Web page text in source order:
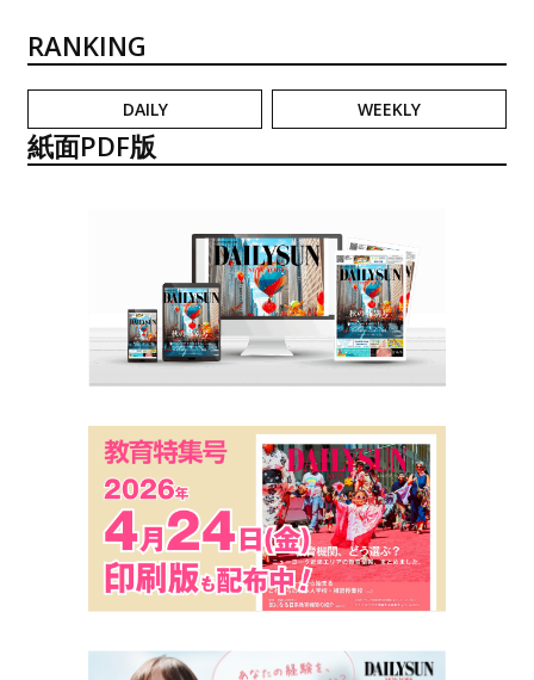
RANKING
DAILY WEEKLY
紙面PDF版